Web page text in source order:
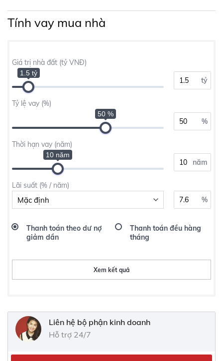
Tính vay mua nhà
Giá trị nhà đất (tỷ VNĐ)
1.5 tỷ
tỷ
Tỷ lệ vay (%)
50 %
%
Thời hạn vay (năm)
10 năm
năm
Lãi suất (% / năm)
%
Thanh toán theo dư nợ
giảm dần
Thanh toán đều hàng
tháng
Xem kết quả
Liên hệ bộ phận kinh doanh
Hỗ trợ 24/7